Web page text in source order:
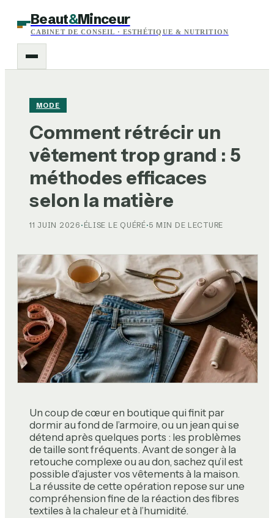
Beaut&Minceur
CABINET DE CONSEIL · ESTHÉTIQUE & NUTRITION
MODE
Comment rétrécir un
vêtement trop grand : 5
méthodes efficaces
selon la matière
11 JUIN 2026 · ÉLISE LE QUÉRÉ·5 MIN DE LECTURE
Un coup de cœur en boutique qui finit par
dormir au fond de l’armoire, ou un jean qui se
détend après quelques ports : les problèmes
de taille sont fréquents. Avant de songer à la
retouche complexe ou au don, sachez qu’il est
possible d’ajuster vos vêtements à la maison.
La réussite de cette opération repose sur une
compréhension fine de la réaction des fibres
textiles à la chaleur et à l’humidité.